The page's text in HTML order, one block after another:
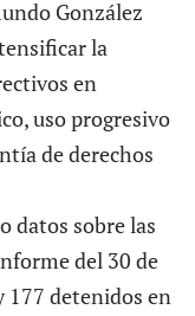
la
en
uso progresivo
de derechos
datos sobre las
del 30 de
177 detenidos en